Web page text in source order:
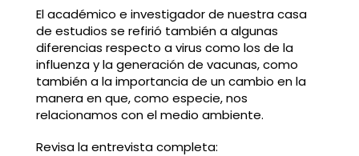
El académico e investigador de nuestra casa
de estudios se refirió también a algunas
diferencias respecto a virus como los de la
influenza y la generación de vacunas, como
también a la importancia de un cambio en la
manera en que, como especie, nos
relacionamos con el medio ambiente.
Revisa la entrevista completa: